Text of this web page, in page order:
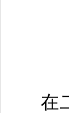
在